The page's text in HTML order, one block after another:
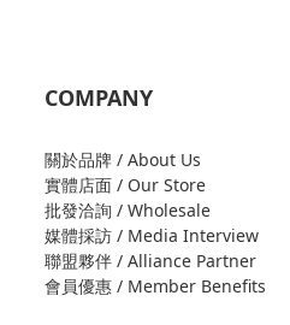
COMPANY
關於品牌 / About Us
實體店面 / Our Store
批發洽詢 / Wholesale
媒體採訪 / Media Interview
聯盟夥伴 / Alliance Partner
會員優惠 / Member Benefits